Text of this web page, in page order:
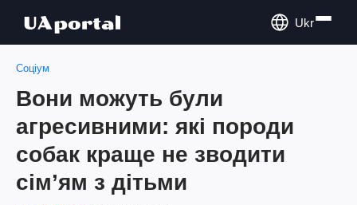
Ukr
Соціум
Вони можуть були
агресивними: які породи
собак краще не зводити
сімʼям з дітьми